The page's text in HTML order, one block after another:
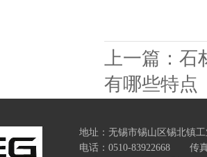
上一篇： 石
有哪些特点
地址：无锡市锡山区锡北
电话：0510-83922668 传真